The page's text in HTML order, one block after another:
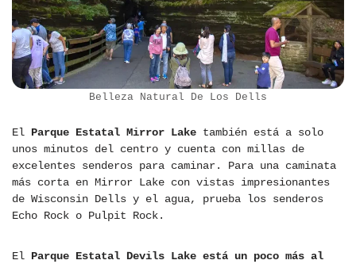
Belleza Natural De Los Dells
El Parque Estatal Mirror Lake también está a solo
unos minutos del centro y cuenta con millas de
excelentes senderos para caminar. Para una caminata
más corta en Mirror Lake con vistas impresionantes
de Wisconsin Dells y el agua, prueba los senderos
Echo Rock o Pulpit Rock.
El Parque Estatal Devils Lake está un poco más al